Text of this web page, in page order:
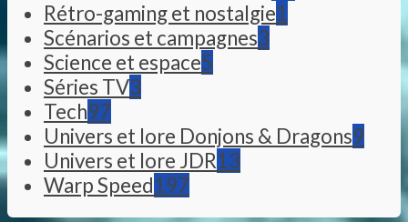
Rétro-gaming et nostalgie1
Scénarios et campagnes3
Science et espace5
Séries TV3
Tech97
Univers et lore Donjons & Dragons9
Univers et lore JDR13
Warp Speed197